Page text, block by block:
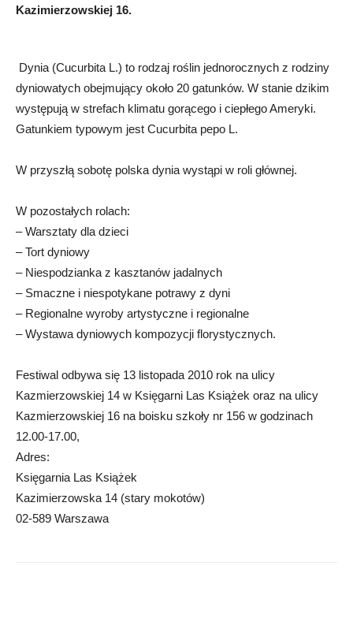
Kazimierzowskiej 16.
Dynia (Cucurbita L.) to rodzaj roślin jednorocznych z rodziny
dyniowatych obejmujący około 20 gatunków. W stanie dzikim
występują w strefach klimatu gorącego i ciepłego Ameryki.
Gatunkiem typowym jest Cucurbita pepo L.
W przyszłą sobotę polska dynia wystąpi w roli głównej.
W pozostałych rolach:
– Warsztaty dla dzieci
– Tort dyniowy
– Niespodzianka z kasztanów jadalnych
– Smaczne i niespotykane potrawy z dyni
– Regionalne wyroby artystyczne i regionalne
– Wystawa dyniowych kompozycji florystycznych.
Festiwal odbywa się 13 listopada 2010 rok na ulicy
Kazmierzowskiej 14 w Księgarni Las Książek oraz na ulicy
Kazmierzowskiej 16 na boisku szkoły nr 156 w godzinach
12.00-17.00,
Adres:
Księgarnia Las Książek
Kazimierzowska 14 (stary mokotów)
02-589 Warszawa